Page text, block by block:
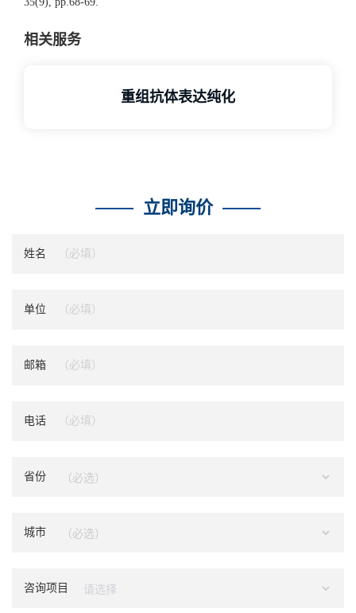
相关服务
重组抗体表达纯化
立即询价
姓名
单位
邮箱
电话
省份
城市
咨询项目